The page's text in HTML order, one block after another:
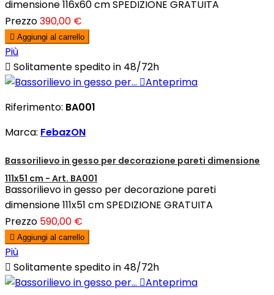
dimensione 116x60 cm SPEDIZIONE GRATUITA
Prezzo390,00 €
 Aggiungi al carrello
Più
 Solitamente spedito in 48/72h
Anteprima
Riferimento: BA001
Marca: FebazON
Bassorilievo in gesso per decorazione pareti dimensione
111x51 cm - Art. BA001
Bassorilievo in gesso per decorazione pareti
dimensione 111x51 cm SPEDIZIONE GRATUITA
Prezzo 590,00 €
 Aggiungi al carrello
Più
 Solitamente spedito in 48/72h
Anteprima